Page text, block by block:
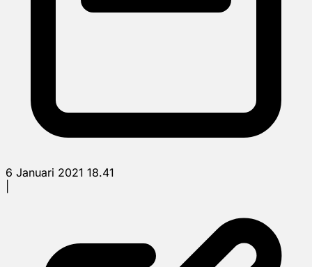
6 Januari 2021 18.41